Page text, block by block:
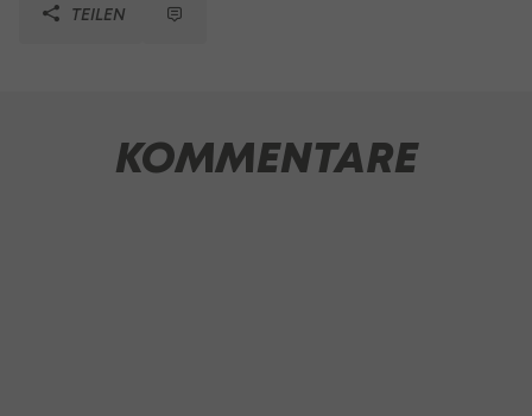
TEILEN
KOMMENTARE